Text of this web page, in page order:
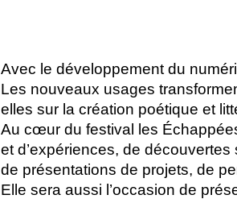
Avec le développement du
Les nouveaux usages
elles sur la création poétique et
Au cœur du festival les
et d’expériences, de
de présentations de projets, de
Elle sera aussi l’occasion de